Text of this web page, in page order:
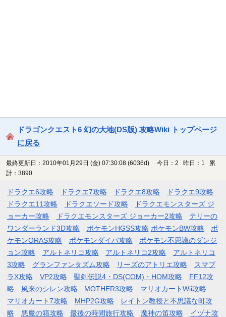
ドラゴンクエスト6 幻の大地(DS版) 攻略Wiki トップページ
に戻る
最終更新日：2010年01月29日 (金) 07:30:08 (6036d)
今日：2 昨日：1 累
計：3890
ドラクエ6攻略 ドラクエ7攻略 ドラクエ8攻略
ドラクエ9攻略
ドラクエ11攻略
ドラクエソード攻略
ドラクエモンスターズ ジ
ョーカー攻略
ドラクエモンスターズ ジョーカー2攻略
テリーの
ワンダーランド3D攻略
ポケモンHGSS攻略 ポケモンBW攻略
ポ
ケモンORAS攻略
ポケモンダイパ攻略
ポケモン不思議のダンジ
ョン攻略
アルトネリコ攻略 アルトネリコ2攻略
アルトネリコ
3攻略
グランファンタズム攻略 リーズのアトリエ攻略
スマブ
ラX攻略
VP2攻略 聖剣伝説4・DS(COM)・HOM攻略
FF12攻
略
風来のシレン攻略 MOTHER3攻略
マリオカートWii攻略
マリオカート7攻略
MHP2G攻略
レイトン教授と不思議な町攻
略
悪魔の箱攻略 最後の時間旅行攻略 魔神の笛攻略 イヅナ攻